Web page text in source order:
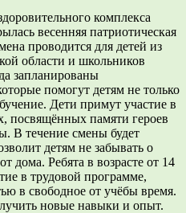
комплекса
весенняя патриотическая
проводится для детей из
области и школьников
запланированы
помогут детям не только
Дети примут участие в
посвящённых памяти героев
В течение смены будет
детям не забывать о
дома. Ребята в возрасте от 14
в трудовой программе,
в свободное от учёбы время.
новые навыки и опыт.